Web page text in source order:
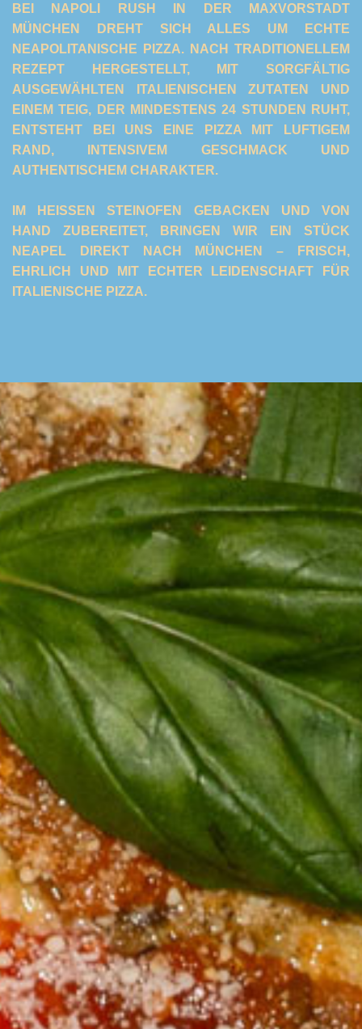
BEI NAPOLI RUSH IN DER MAXVORSTADT
MÜNCHEN DREHT SICH ALLES UM ECHTE
NEAPOLITANISCHE PIZZA. NACH TRADITIONELLEM
REZEPT HERGESTELLT, MIT SORGFÄLTIG
AUSGEWÄHLTEN ITALIENISCHEN ZUTATEN UND
EINEM TEIG, DER MINDESTENS 24 STUNDEN RUHT,
ENTSTEHT BEI UNS EINE PIZZA MIT LUFTIGEM
RAND, INTENSIVEM GESCHMACK UND
AUTHENTISCHEM CHARAKTER.
IM HEISSEN STEINOFEN GEBACKEN UND VON H
AND ZUBEREITET, BRINGEN WIR EIN STÜCK N
EAPEL DIREKT NACH MÜNCHEN – FRISCH, E
HRLICH UND MIT ECHTER LEIDENSCHAFT FÜR I
TALIENISCHE PIZZA.